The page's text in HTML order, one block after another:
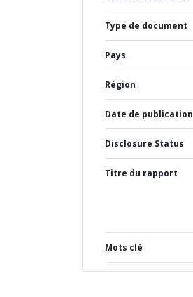
Type de document
Pays
Région
Date de publication
Disclosure Status
Titre du rapport
Mots clé